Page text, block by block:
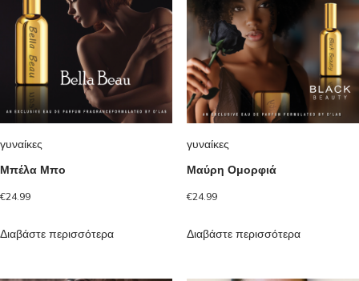
γυναίκες
Μπέλα Μπο
€24.99
Διαβάστε περισσότερα
γυναίκες
Μαύρη Ομορφιά
€24.99
Διαβάστε περισσότερα